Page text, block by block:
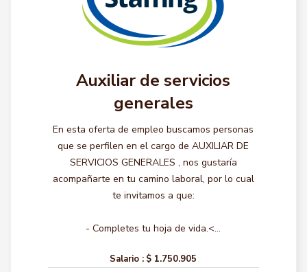
Auxiliar de servicios
generales
En esta oferta de empleo buscamos personas
que se perfilen en el cargo de AUXILIAR DE
SERVICIOS GENERALES , nos gustaría
acompañarte en tu camino laboral, por lo cual
te invitamos a que:
- Completes tu hoja de vida.<...
Salario : $ 1.750.905